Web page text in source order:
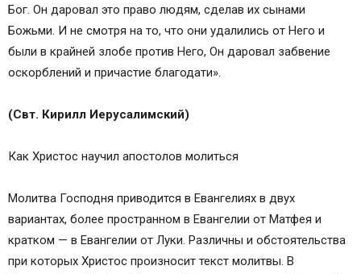
Бог. Он даровал это право людям, сделав их сынами
Божьми. И не смотря на то, что они удалились от Него и
были в крайней злобе против Него, Он даровал забвение
оскорблений и причастие благодати».
(Свт. Кирилл Иерусалимский)
Как Христос научил апостолов молиться
Молитва Господня приводится в Евангелиях в двух
вариантах, более пространном в Евангелии от Матфея и
кратком — в Евангелии от Луки. Различны и обстоятельства
при которых Христос произносит текст молитвы. В